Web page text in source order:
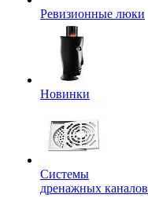
Ревизионные люки
Новинки
Системы
дренажных каналов